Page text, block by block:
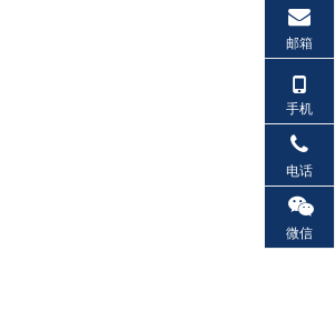
邮箱
手机
电话
微信